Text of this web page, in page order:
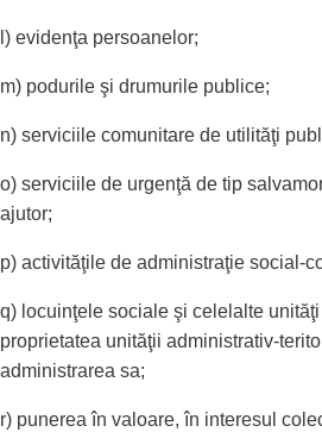
l) evidenţa persoanelor;
m) podurile şi drumurile publice;
n) serviciile comunitare de utilităţi
o) serviciile de urgenţă de tip
ajutor;
p) activităţile de administraţie social-
q) locuinţele sociale şi celelalte
proprietatea unităţii administrativ-
administrarea sa;
r) punerea în valoare, în interesul